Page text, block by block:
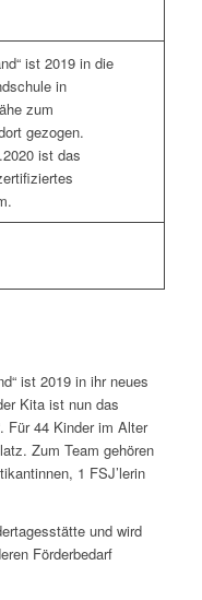
ist 2019 in die
in
zum
gezogen.
ist das
ist 2019 in ihr neues
Kita ist nun das
Für 44 Kinder im Alter
Zum Team gehören
1 FSJ’lerin
und wird
Förderbedarf